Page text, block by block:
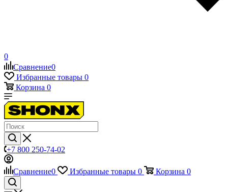
0
Сравнение0
Избранные товары 0
Корзина 0
+7 800 250-74-02
Сравнение0 Избранные товары 0 Корзина 0